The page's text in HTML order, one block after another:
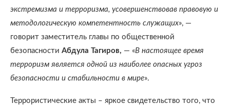
экстремизма и терроризма, усовершенствовав правовую и
методологическую компетентность служащих», —
говорит заместитель главы по общественной
безопасности Абдула Тагиров, — «В настоящее время
терроризм является одной из наиболее опасных угроз
безопасности и стабильности в мире».
Террористические акты – яркое свидетельство того, что